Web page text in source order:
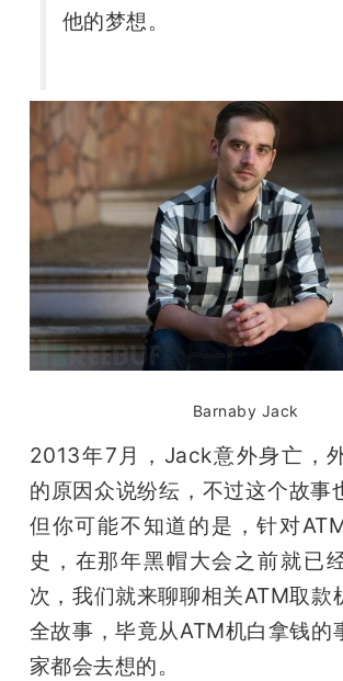
心
GAIR
专
题
爱
他的梦想。
Barnaby Jack
2013年7月，Jack意外身亡，
的原因众说纷纭，不过这个故事
但你可能不知道的是，针对
史，在那年黑帽大会之前就已
次，我们就来聊聊相关ATM取款
全故事，毕竟从ATM机白拿钱的
家都会去想的。